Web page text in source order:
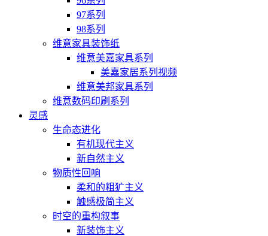
97系列
98系列
维意家具装饰纸
维意美嘉家具系列
美嘉家居系列视频
维意美邦家具系列
维意数码印刷系列
灵感
生命态进化
有机现代主义
新自然主义
物质性回响
柔和的粗犷主义
触感极简主义
时空的重构叙事
新装饰主义